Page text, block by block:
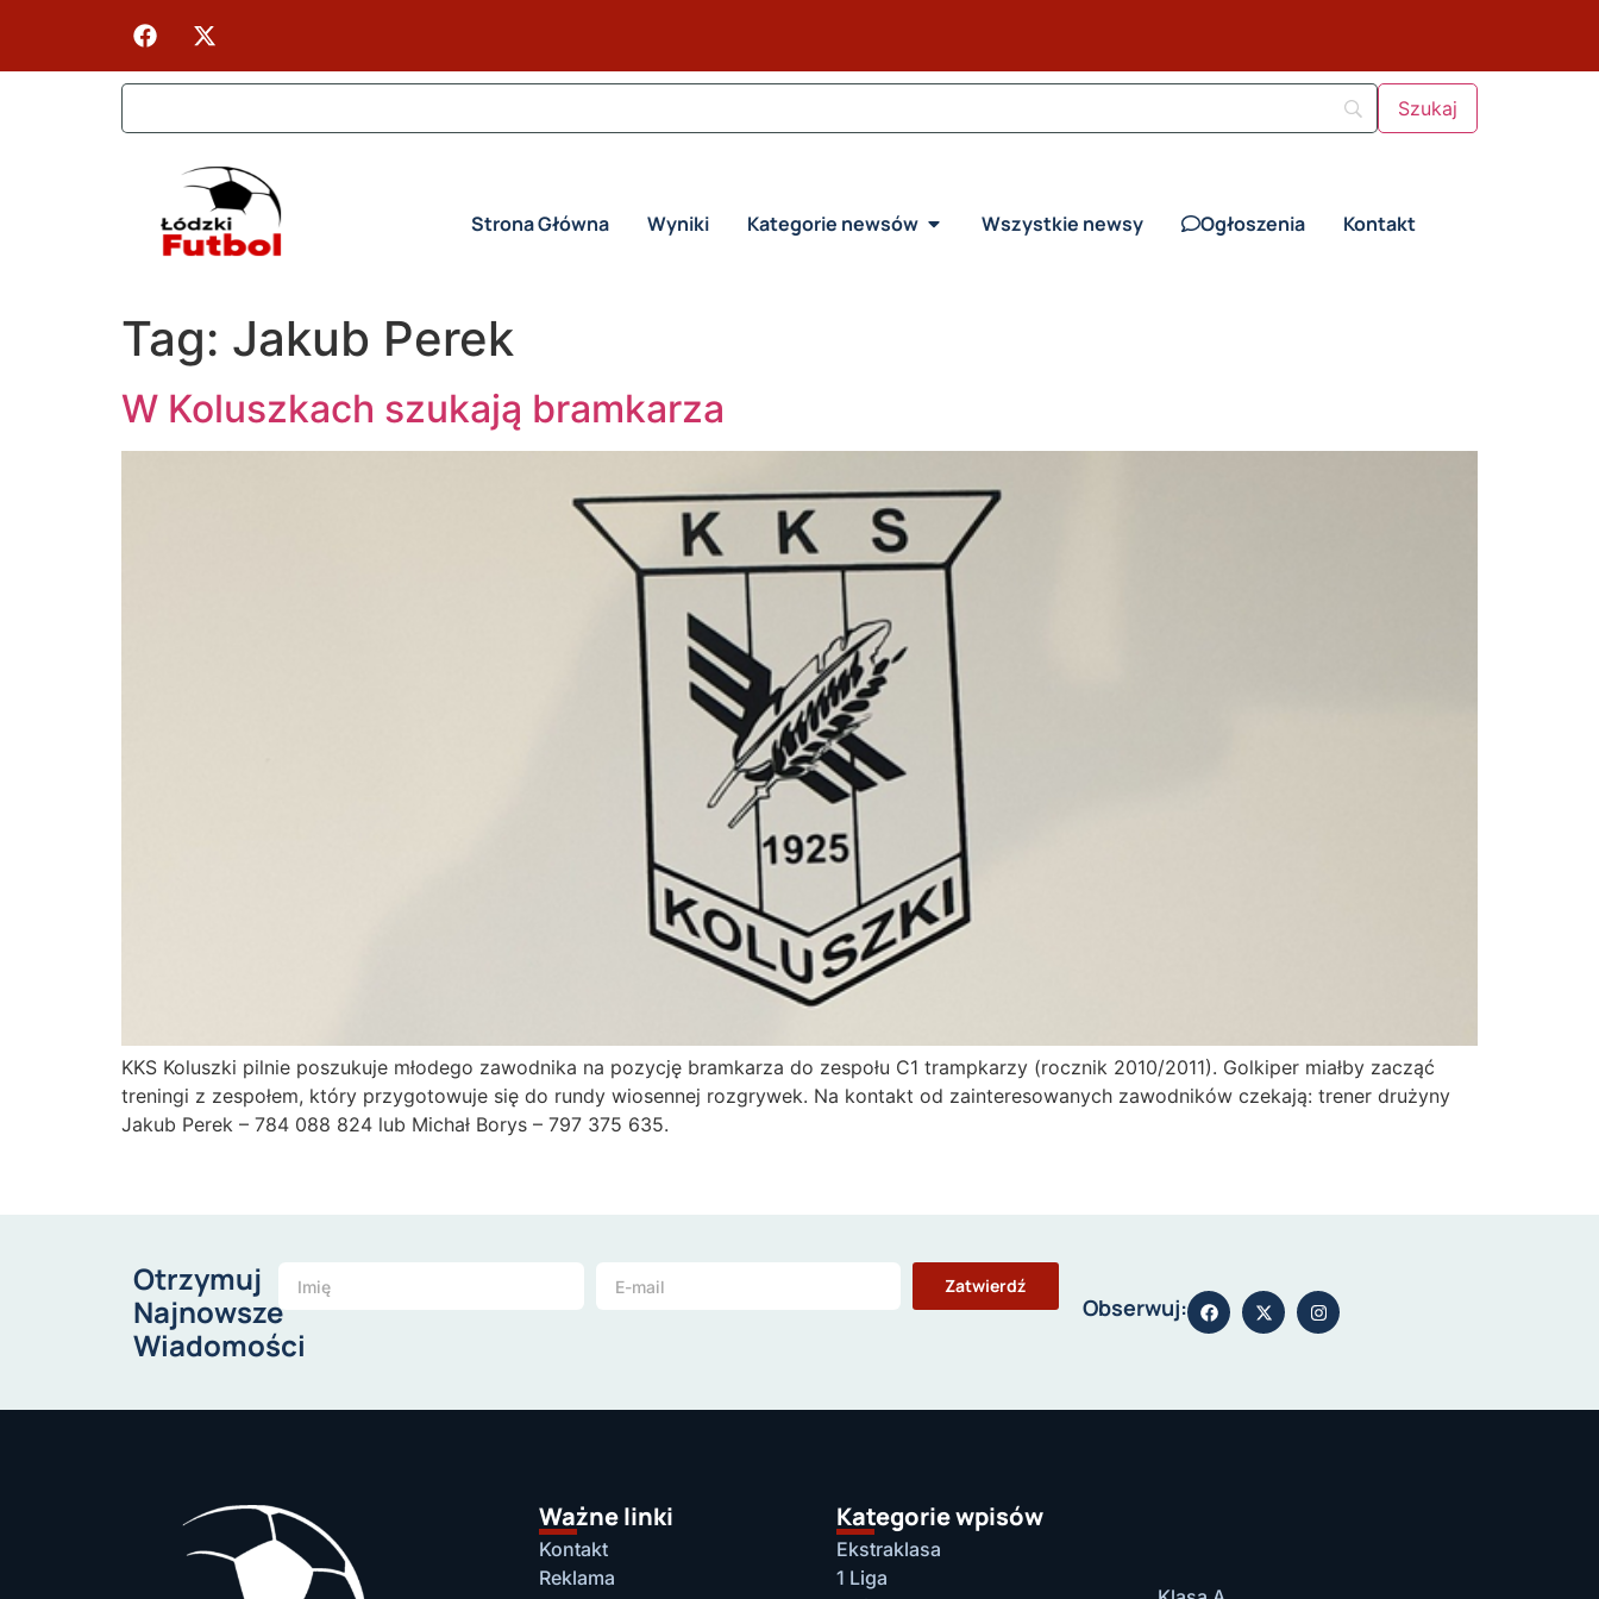
Strona Główna Wyniki Kategorie newsów Wszystkie newsy Ogłoszenia Kontakt
Tag: Jakub Perek
W Koluszkach szukają bramkarza
KKS Koluszki pilnie poszukuje młodego zawodnika na pozycję bramkarza do zespołu C1 trampkarzy (rocznik 2010/2011). Golkiper miałby zacząć
treningi z zespołem, który przygotowuje się do rundy wiosennej rozgrywek. Na kontakt od zainteresowanych zawodników czekają: trener drużyny
Jakub Perek – 784 088 824 lub Michał Borys – 797 375 635.
Otrzymuj
Najnowsze
Wiadomości
Zatwierdź
Obserwuj:
Ważne linki
Kontakt
Reklama
Kategorie wpisów
Ekstraklasa
1 Liga